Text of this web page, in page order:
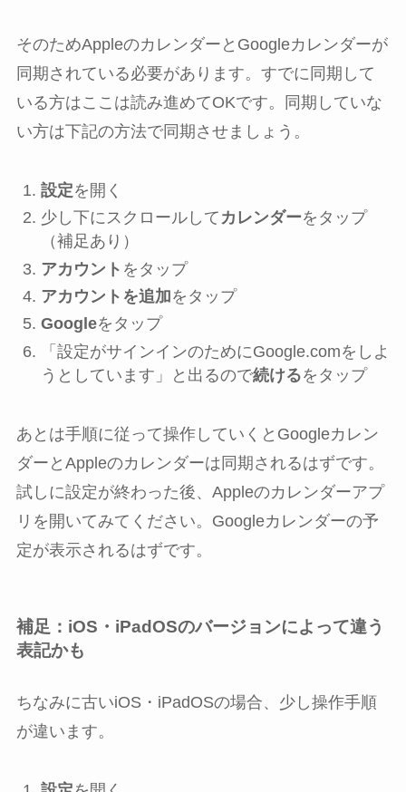
そのためAppleのカレンダーとGoogleカレンダーが
同期されている必要があります。すでに同期して
いる方はここは読み進めてOKです。同期していな
い方は下記の方法で同期させましょう。
設定を開く
少し下にスクロールして カレンダーをタップ
（補足あり）
アカウント をタップ
アカウントを追加をタップ
Googleをタップ
「設定がサインインのためにGoogle.comをしよ
うとしています」と出るので続けるをタップ
あとは手順に従って操作していくとGoogleカレン
ダーとAppleのカレンダーは同期されるはずです。
試しに設定が終わった後、Appleのカレンダーアプ
リを開いてみてください。Googleカレンダーの予
定が表示されるはずです。
補足：iOS・iPadOSのバージョンによって違う
表記かも
ちなみに古いiOS・iPadOSの場合、少し操作手順
が違います。